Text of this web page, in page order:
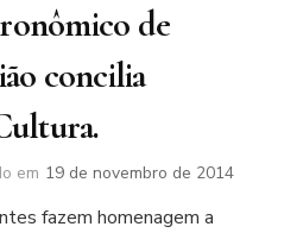
de
concilia
em 19 de novembro de 2014
fazem homenagem a